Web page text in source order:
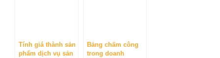
Tính giá thành sản
phẩm dịch vụ sản
Bảng chấm công
trong doanh